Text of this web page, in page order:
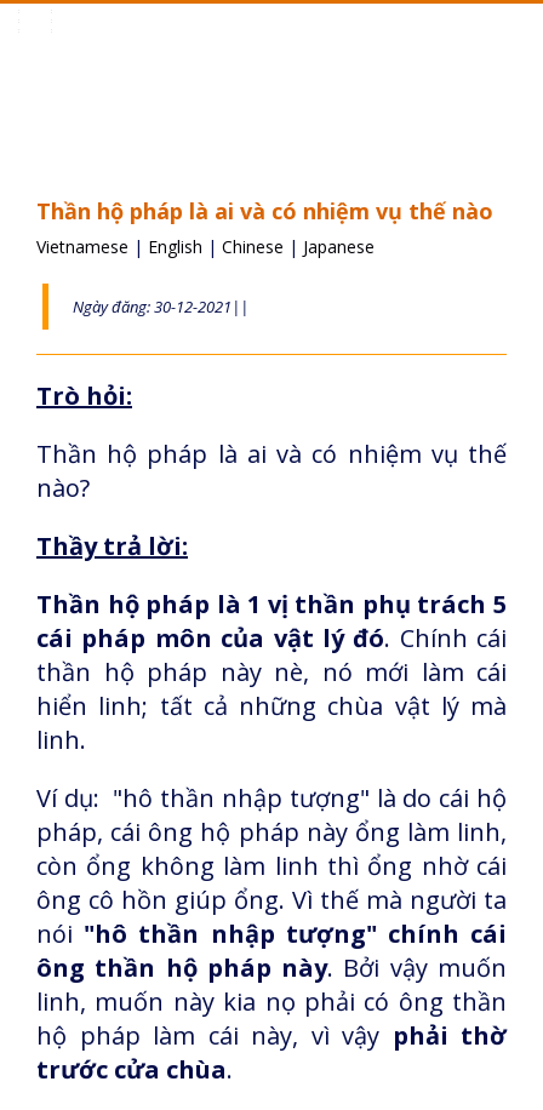
Thần hộ pháp là ai và có nhiệm vụ thế nào
Vietnamese | English | Chinese | Japanese
Ngày đăng: 30-12-2021||
Trò hỏi:
Thần hộ pháp là ai và có nhiệm vụ thế
nào?
Thầy trả lời:
Thần hộ pháp là 1 vị thần phụ trách 5
cái pháp môn của vật lý đó. Chính cái
thần hộ pháp này nè, nó mới làm cái
hiển linh; tất cả những chùa vật lý mà
linh.
Ví dụ: "hô thần nhập tượng" là do cái hộ
pháp, cái ông hộ pháp này ổng làm linh,
còn ổng không làm linh thì ổng nhờ cái
ông cô hồn giúp ổng. Vì thế mà người ta
nói "hô thần nhập tượng" chính cái
ông thần hộ pháp này. Bởi vậy muốn
linh, muốn này kia nọ phải có ông thần
hộ pháp làm cái này, vì vậy phải thờ
trước cửa chùa.